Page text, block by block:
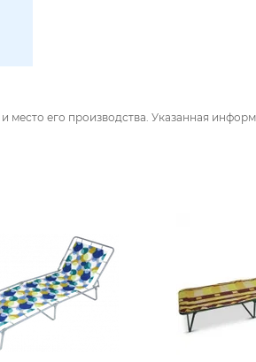
его производства. Указанная